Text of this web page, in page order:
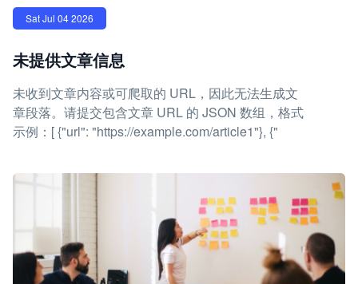
Sat Jul 04 2026
未提供文章信息
未收到文章内容或可爬取的 URL，因此无法生成文
章段落。请提交包含文章 URL 的 JSON 数组，格式
示例：[ {"url": "https://example.com/article1"}, {"